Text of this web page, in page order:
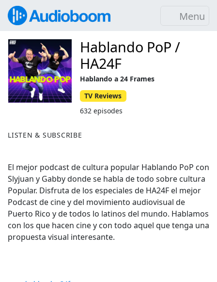
Menu
LISTEN & SUBSCRIBE
El mejor podcast de cultura popular Hablando PoP con
Slyjuan y Gabby donde se habla de todo sobre cultura
Popular. Disfruta de los especiales de HA24F el mejor
Podcast de cine y del movimiento audiovisual de
Puerto Rico y de todos lo latinos del mundo. Hablamos
con los que hacen cine y con todo aquel que tenga una
propuesta visual interesante.
Hablando PoP /
HA24F
Hablando a 24 Frames
TV Reviews
632 episodes